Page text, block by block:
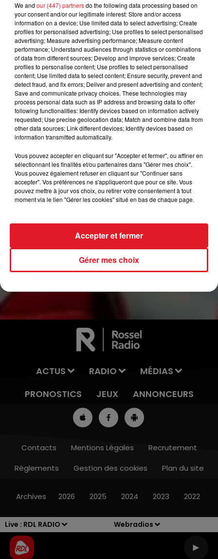
Live : RDL RADIO Webradios
7h00 - 10h00
Tarif Payant
« L'Empereur et le Rossignol » d'après le conte d'Andersen
Par la Compagnie Les Globe Trottoirs
Spectacle théâtral et musical pour jeune public à partir de 4
ans
Mercredi 18 décembre à 14h30
Scène Vauban
Tarif : 1,50 € / Carte Culture
Comme tous les empereurs, l'Empereur vit avec sa cour dans un
superbe palais au milieu d'un superbe jardin, loin des problèmes de
ses sujets. Comme tous les empereurs, il s'ennuie et tente de se
distraire en martyrisant gentiment son fidèle Chambellan.
Un jour, il apprend que son jardin abrite un Rossignol, l'Empereur
de l'oiseau et décide alors de le garder à la cour⬦
Renseignements et réservations au Service Culture de
Gravelines :
03 28 24 85 65 -serviceculture@ville-gravelines.fr
ACTUS RADIO
MÉDIAS
PRONOSTICS
JEUX ANNONCEURS
Contacts Mentions Légales
Recrutement
Règlements
Gestion des cookies Plan du site
Archives 2026 2025 2024 2023 2022
We and our (447) partnersdo the following data processing based on
your consent and/or our legitimate interest: Store and/or access
information on a device; Use limited data to select advertising; Create
profiles for personalised advertising; Use profiles to select personalised
advertising; Measure advertising performance; Measure content
performance; Understand audiences through statistics or combinations
of data from different sources; Develop and improve services; Create
profiles to personalise content; Use profiles to select personalised
content; Use limited data to select content; Ensure security, prevent and
detect fraud, and fix errors; Deliver and present advertising and content;
Save and communicate privacy choices. These technologies may
process personal data such as IP address and browsing data to offer
following functionalities: Identify devices based on information actively
requested; Use precise geolocation data; Match and combine data from
other data sources; Link different devices; Identify devices based on
information transmitted automatically.
Vous pouvez accepter en cliquant sur "Accepter et fermer", ou affiner en
sélectionnant les finalités et/ou partenaires dans "Gérer mes choix".
Vous pouvez également refuser en cliquant sur "Continuer sans
accepter". Vos préférences ne s'appliqueront que pour ce site. Vous
pouvez mettre à jour vos choix, ou retirer votre consentement à tout
moment via le lien "Gérer les cookies" situé en bas de chaque page.
Gérer mes choix
Accepter et fermer